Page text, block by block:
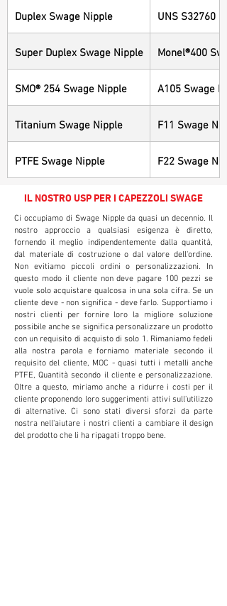
Duplex Swage Nipple UNS S32760
Super Duplex Swage Nipple Monel®400
SMO® 254 Swage Nipple A105 Swage
Titanium Swage Nipple F11 Swage
PTFE Swage Nipple F22 Swage
IL NOSTRO USP PER I CAPEZZOLI SWAGE
Ci occupiamo di Swage Nipple da quasi un decennio. Il
nostro approccio a qualsiasi esigenza è diretto,
fornendo il meglio indipendentemente dalla quantità,
dal materiale di costruzione o dal valore dell'ordine.
Non evitiamo piccoli ordini o personalizzazioni. In
questo modo il cliente non deve pagare 100 pezzi se
vuole solo acquistare qualcosa in una sola cifra. Se un
cliente deve - non significa - deve farlo. Supportiamo i
nostri clienti per fornire loro la migliore soluzione
possibile anche se significa personalizzare un prodotto
con un requisito di acquisto di solo 1. Rimaniamo fedeli
alla nostra parola e forniamo materiale secondo il
requisito del cliente, MOC - quasi tutti i metalli anche
PTFE, Quantità secondo il cliente e personalizzazione.
Oltre a questo, miriamo anche a ridurre i costi per il
cliente proponendo loro suggerimenti attivi sull'utilizzo
di alternative. Ci sono stati diversi sforzi da parte
nostra nell'aiutare i nostri clienti a cambiare il design
del prodotto che li ha ripagati troppo bene.